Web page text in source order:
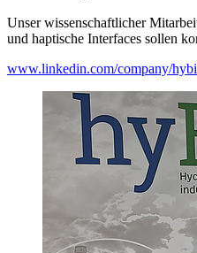
Unser wissenschaftlicher
und haptische Interfaces sollen
www.linkedin.com/company/